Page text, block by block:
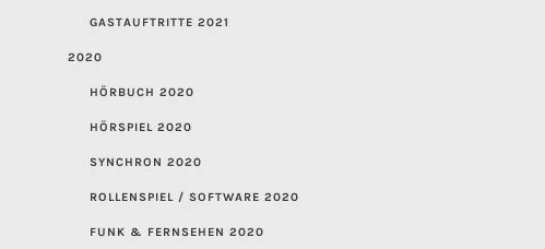
GASTAUFTRITTE 2021
2020
HÖRBUCH 2020
HÖRSPIEL 2020
SYNCHRON 2020
ROLLENSPIEL / SOFTWARE 2020
FUNK & FERNSEHEN 2020